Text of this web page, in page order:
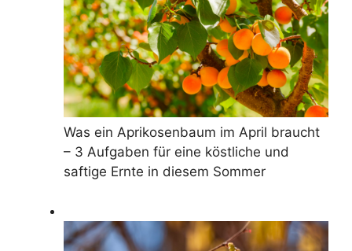
Was ein Aprikosenbaum im April braucht
– 3 Aufgaben für eine köstliche und
saftige Ernte in diesem Sommer